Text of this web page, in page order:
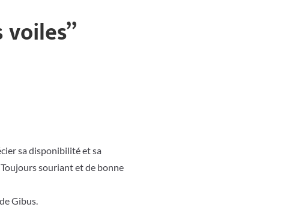
voiles”
sa disponibilité et sa
souriant et de bonne
Gibus.